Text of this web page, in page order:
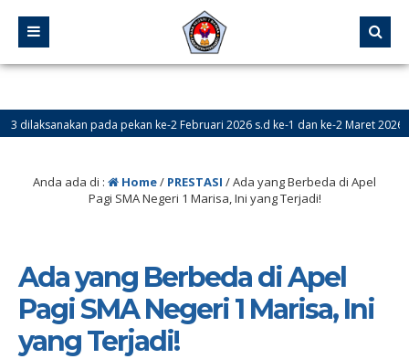
pada pekan ke-2 Februari 2026 s.d ke-1 dan ke-2 Maret 2026
7
pada tanggal 24 Mei – 18 Juni 2026
Anda ada di : Home/ PRESTASI /Ada yang Berbeda di Apel
Pagi SMA Negeri 1 Marisa, Ini yang Terjadi!
Ada yang Berbeda di Apel
Pagi SMA Negeri 1 Marisa, Ini
yang Terjadi!